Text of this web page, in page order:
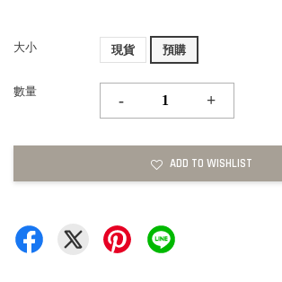
大小 現貨 預購
數量
- +
ADD TO WISHLIST